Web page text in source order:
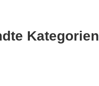
Kategorien